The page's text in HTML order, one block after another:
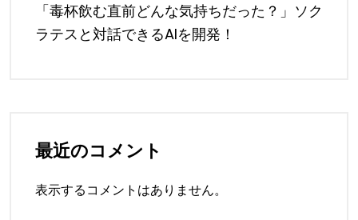
「毒杯飲む直前どんな気持ちだった？」ソク
ラテスと対話できるAIを開発！
最近のコメント
表示するコメントはありません。